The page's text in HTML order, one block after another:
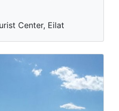
Center, Eilat